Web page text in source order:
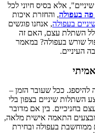
אלא בסיס חיוני לכל
פה בעפולה, והחזרת איכות
בעפולה, אנחנו פוגשים
השתלת עצם, האם זה
שורש בעפולה? במאמר
העיניים.
ככל שעובר הזמן –
השתלות שיניים בצפון בלי
בחניכיים. בין אם מדובר
מבצעים התאמה אישית מלאה,
ממוחשבת בעפולה ובחירת